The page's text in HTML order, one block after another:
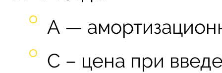
А —
С – цена при